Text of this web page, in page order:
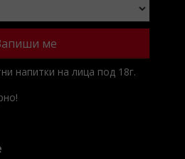
напитки на лица под 18г.